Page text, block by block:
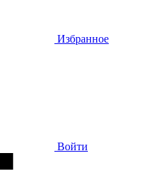
Избранное
Войти